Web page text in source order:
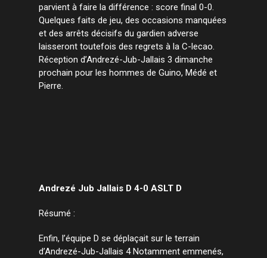
parvient à faire la différence : score final 0-0.
Quelques faits de jeu, des occasions manquées
et des arrêts décisifs du gardien adverse
laisseront toutefois des regrets à la C-lecao.
Réception d’Andrezé-Jub-Jallais 3 dimanche
prochain pour les hommes de Guino, Médé et
Pierre.
Andrezé Jub Jallais D 4-0 ASLT D
Résumé :
Enfin, l’équipe D se déplaçait sur le terrain
d’Andrezé-Jub-Jallais 4 Notamment emmenés,